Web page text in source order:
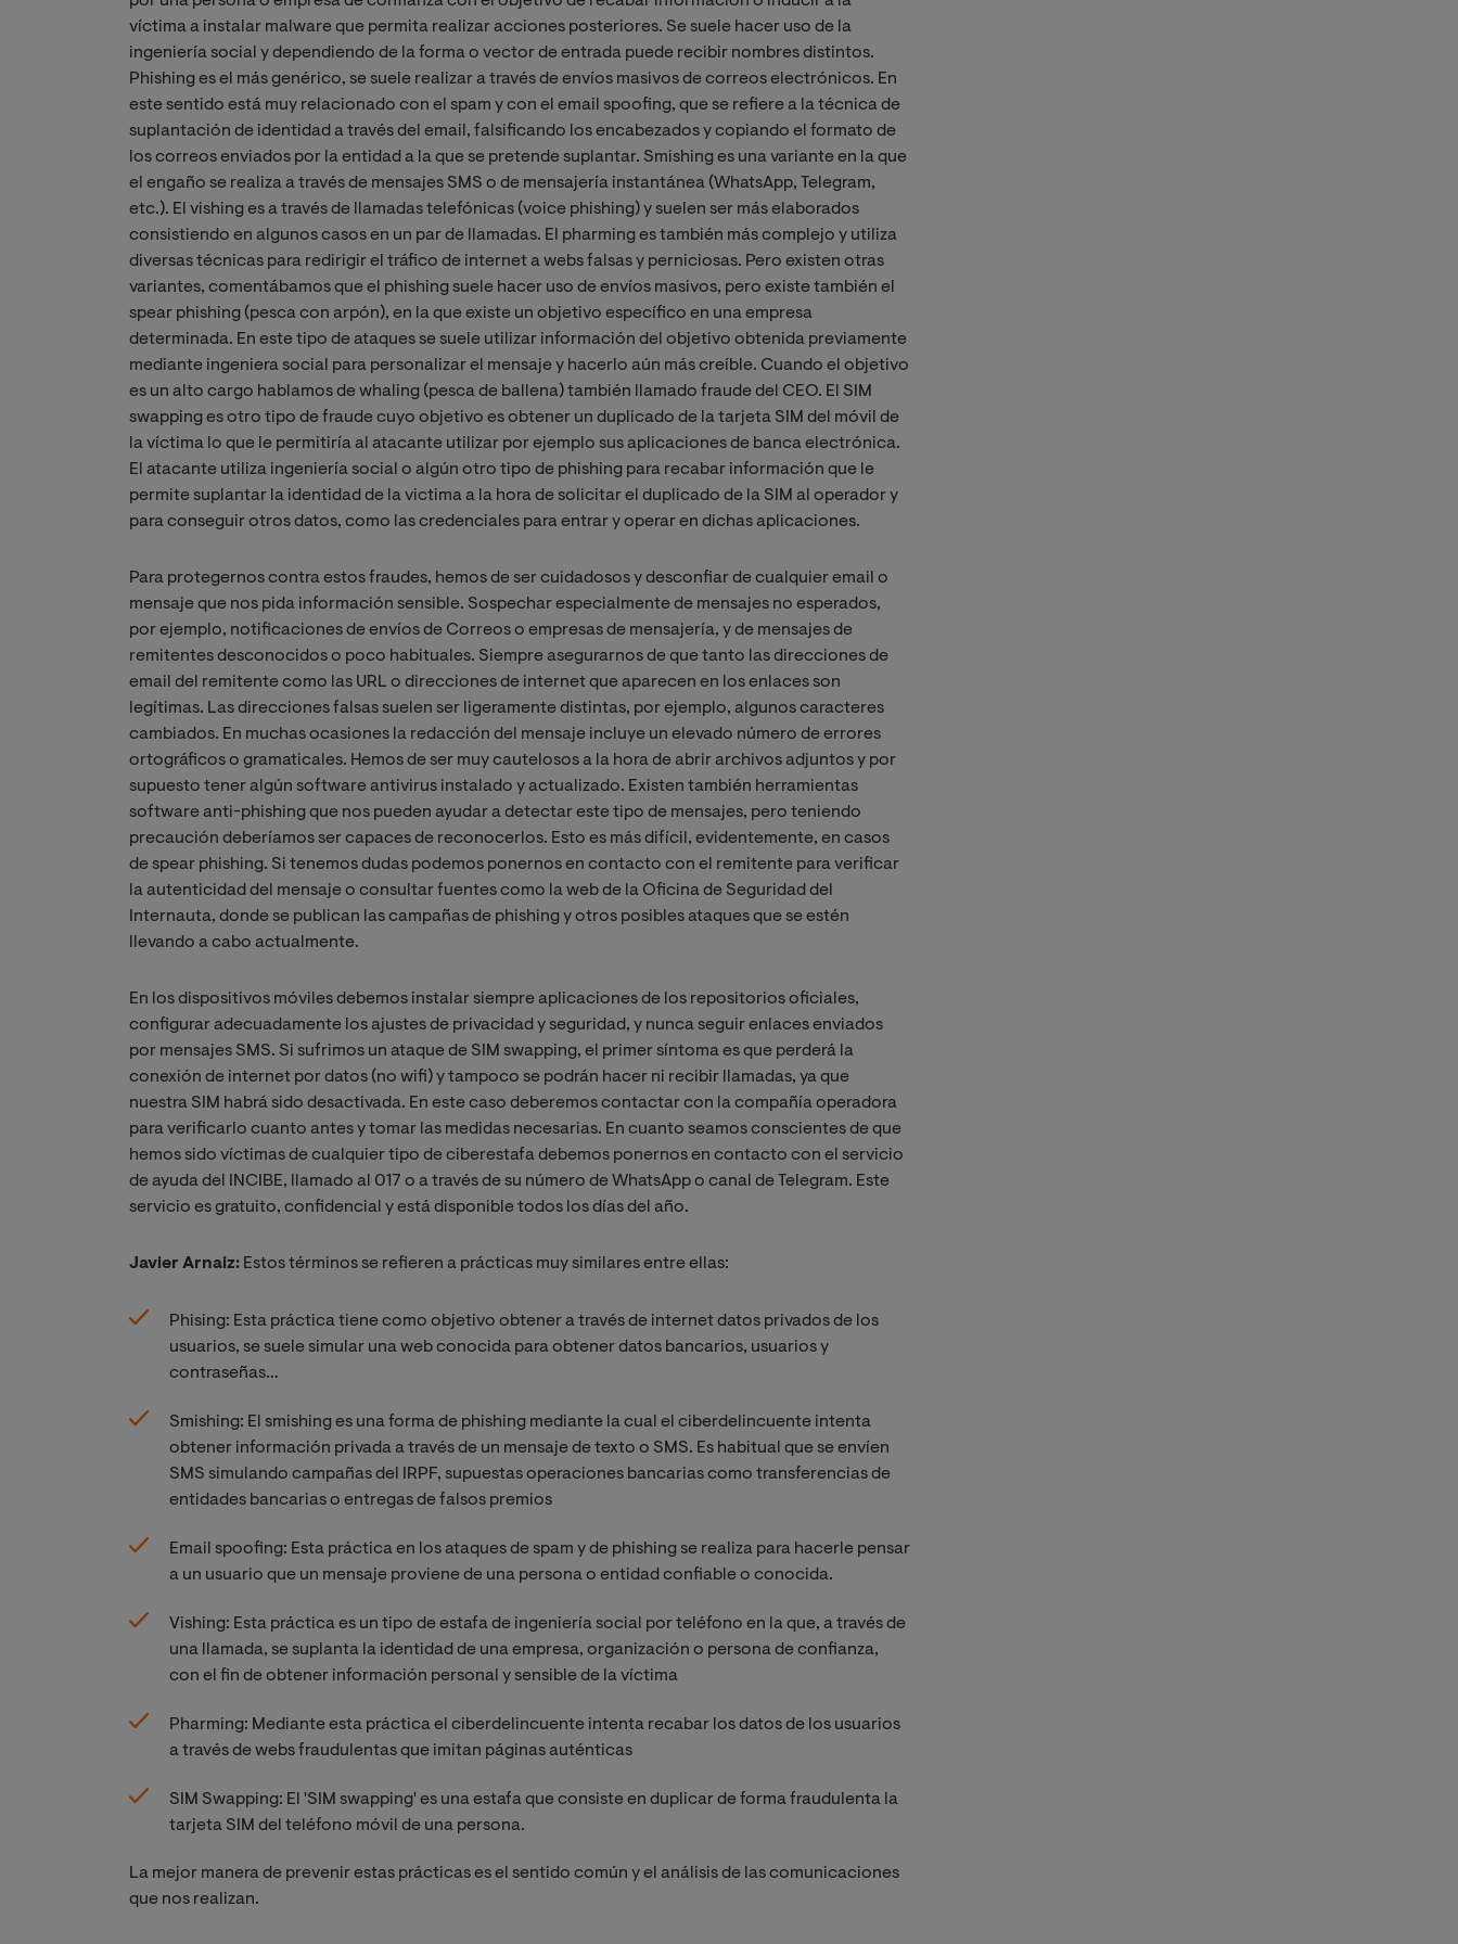
víctima a instalar malware que permita realizar acciones posteriores. Se suele hacer uso de la
ingeniería social y dependiendo de la forma o vector de entrada puede recibir nombres distintos.
Phishing es el más genérico, se suele realizar a través de envíos masivos de correos electrónicos. En
este sentido está muy relacionado con el spam y con el email spoofing, que se refiere a la técnica de
suplantación de identidad a través del email, falsificando los encabezados y copiando el formato de
los correos enviados por la entidad a la que se pretende suplantar. Smishing es una variante en la que
el engaño se realiza a través de mensajes SMS o de mensajería instantánea (WhatsApp, Telegram,
etc.). El vishing es a través de llamadas telefónicas (voice phishing) y suelen ser más elaborados
consistiendo en algunos casos en un par de llamadas. El pharming es también más complejo y utiliza
diversas técnicas para redirigir el tráfico de internet a webs falsas y perniciosas. Pero existen otras
variantes, comentábamos que el phishing suele hacer uso de envíos masivos, pero existe también el
spear phishing (pesca con arpón), en la que existe un objetivo específico en una empresa
determinada. En este tipo de ataques se suele utilizar información del objetivo obtenida previamente
mediante ingeniera social para personalizar el mensaje y hacerlo aún más creíble. Cuando el objetivo
es un alto cargo hablamos de whaling (pesca de ballena) también llamado fraude del CEO. El SIM
swapping es otro tipo de fraude cuyo objetivo es obtener un duplicado de la tarjeta SIM del móvil de
la víctima lo que le permitiría al atacante utilizar por ejemplo sus aplicaciones de banca electrónica.
El atacante utiliza ingeniería social o algún otro tipo de phishing para recabar información que le
permite suplantar la identidad de la victima a la hora de solicitar el duplicado de la SIM al operador y
para conseguir otros datos, como las credenciales para entrar y operar en dichas aplicaciones.
Para protegernos contra estos fraudes, hemos de ser cuidadosos y desconfiar de cualquier email o
mensaje que nos pida información sensible. Sospechar especialmente de mensajes no esperados,
por ejemplo, notificaciones de envíos de Correos o empresas de mensajería, y de mensajes de
remitentes desconocidos o poco habituales. Siempre asegurarnos de que tanto las direcciones de
email del remitente como las URL o direcciones de internet que aparecen en los enlaces son
legítimas. Las direcciones falsas suelen ser ligeramente distintas, por ejemplo, algunos caracteres
cambiados. En muchas ocasiones la redacción del mensaje incluye un elevado número de errores
ortográficos o gramaticales. Hemos de ser muy cautelosos a la hora de abrir archivos adjuntos y por
supuesto tener algún software antivirus instalado y actualizado. Existen también herramientas
software anti-phishing que nos pueden ayudar a detectar este tipo de mensajes, pero teniendo
precaución deberíamos ser capaces de reconocerlos. Esto es más difícil, evidentemente, en casos
de spear phishing. Si tenemos dudas podemos ponernos en contacto con el remitente para verificar
la autenticidad del mensaje o consultar fuentes como la web de la Oficina de Seguridad del
Internauta, donde se publican las campañas de phishing y otros posibles ataques que se estén
llevando a cabo actualmente.
En los dispositivos móviles debemos instalar siempre aplicaciones de los repositorios oficiales,
configurar adecuadamente los ajustes de privacidad y seguridad, y nunca seguir enlaces enviados
por mensajes SMS. Si sufrimos un ataque de SIM swapping, el primer síntoma es que perderá la
conexión de internet por datos (no wifi) y tampoco se podrán hacer ni recibir llamadas, ya que
nuestra SIM habrá sido desactivada. En este caso deberemos contactar con la compañía operadora
para verificarlo cuanto antes y tomar las medidas necesarias. En cuanto seamos conscientes de que
hemos sido víctimas de cualquier tipo de ciberestafa debemos ponernos en contacto con el servicio
de ayuda del INCIBE, llamado al 017 o a través de su número de WhatsApp o canal de Telegram. Este
servicio es gratuito, confidencial y está disponible todos los días del año.
Javier Arnaiz: Estos términos se refieren a prácticas muy similares entre ellas:
Phising: Esta práctica tiene como objetivo obtener a través de internet datos privados de los
usuarios, se suele simular una web conocida para obtener datos bancarios, usuarios y
contraseñas…
Smishing: El smishing es una forma de phishing mediante la cual el ciberdelincuente intenta
obtener información privada a través de un mensaje de texto o SMS. Es habitual que se envíen
SMS simulando campañas del IRPF, supuestas operaciones bancarias como transferencias de
entidades bancarias o entregas de falsos premios
Email spoofing: Esta práctica en los ataques de spam y de phishing se realiza para hacerle pensar
a un usuario que un mensaje proviene de una persona o entidad confiable o conocida.
Vishing: Esta práctica es un tipo de estafa de ingeniería social por teléfono en la que, a través de
una llamada, se suplanta la identidad de una empresa, organización o persona de confianza,
con el fin de obtener información personal y sensible de la víctima
Pharming: Mediante esta práctica el ciberdelincuente intenta recabar los datos de los usuarios
a través de webs fraudulentas que imitan páginas auténticas
SIM Swapping: El 'SIM swapping' es una estafa que consiste en duplicar de forma fraudulenta la
tarjeta SIM del teléfono móvil de una persona.
La mejor manera de prevenir estas prácticas es el sentido común y el análisis de las comunicaciones
que nos realizan.